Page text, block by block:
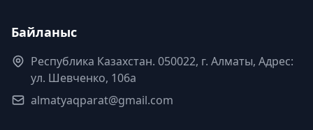
Байланыс
Республика Казахстан. 050022, г. Алматы, Адрес:
ул. Шевченко, 106а
almatyaqparat@gmail.com